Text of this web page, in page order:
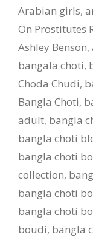
Arabian girls,
On Prostitutes
Ashley Benson,
bangala choti,
Choda Chudi,
Bangla Choti,
adult, bangla
bangla choti
bangla choti
collection,
bangla choti
bangla choti
boudi, bangla